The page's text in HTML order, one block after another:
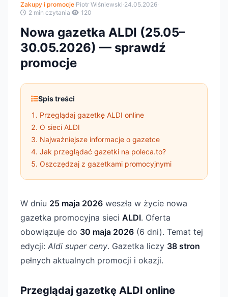
Zakupy i promocje·Piotr Wiśniewski·24.05.2026·
2 min czytania· 120
Nowa gazetka ALDI (25.05–
30.05.2026) — sprawdź
promocje
Spis treści
Przeglądaj gazetkę ALDI online
O sieci ALDI
Najważniejsze informacje o gazetce
Jak przeglądać gazetki na poleca.to?
Oszczędzaj z gazetkami promocyjnymi
W dniu 25 maja 2026 weszła w życie nowa
gazetka promocyjna sieci ALDI. Oferta
obowiązuje do 30 maja 2026 (6 dni). Temat tej
edycji: Aldi super ceny. Gazetka liczy 38 stron
pełnych aktualnych promocji i okazji.
Przeglądaj gazetkę ALDI online